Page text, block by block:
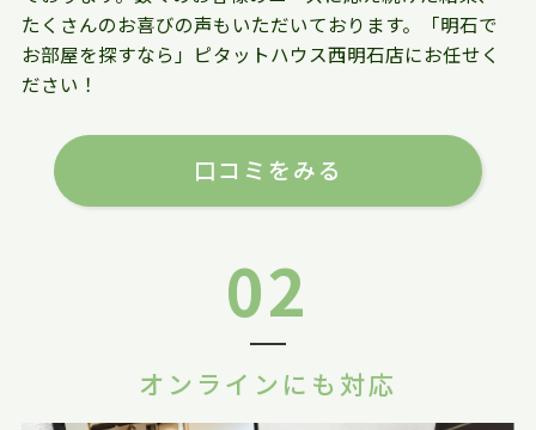
たくさんのお喜びの声もいただいております。「明石で
お部屋を探すなら」ピタットハウス西明石店にお任せく
ださい！
口コミをみる
02
オンラインにも対応